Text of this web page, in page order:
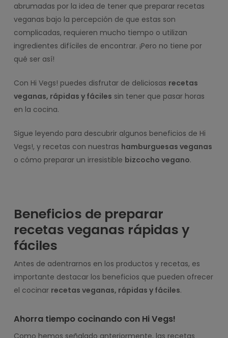
abrumadas por la idea de tener que preparar recetas
veganas bajo la percepción de que estas son
complicadas, requieren mucho tiempo o utilizan
ingredientes difíciles de encontrar. ¡Pero no tiene por
qué ser así!
Con Hi Vegs! puedes disfrutar de deliciosas recetas
veganas, rápidas y fáciles sin tener que pasar horas
en la cocina.
Sigue leyendo para descubrir algunos beneficios de Hi
Vegs!, y recetas con nuestras hamburguesas veganas
o cómo preparar un irresistible bizcocho vegano.
Beneficios de preparar
recetas veganas rápidas y
fáciles
Antes de adentrarnos en los productos y recetas, es
importante destacar los beneficios que pueden ofrecer
el cocinar recetas veganas, rápidas y fáciles.
Ahorra tiempo cocinando con Hi Vegs!
Como hemos señalado anteriormente, las recetas